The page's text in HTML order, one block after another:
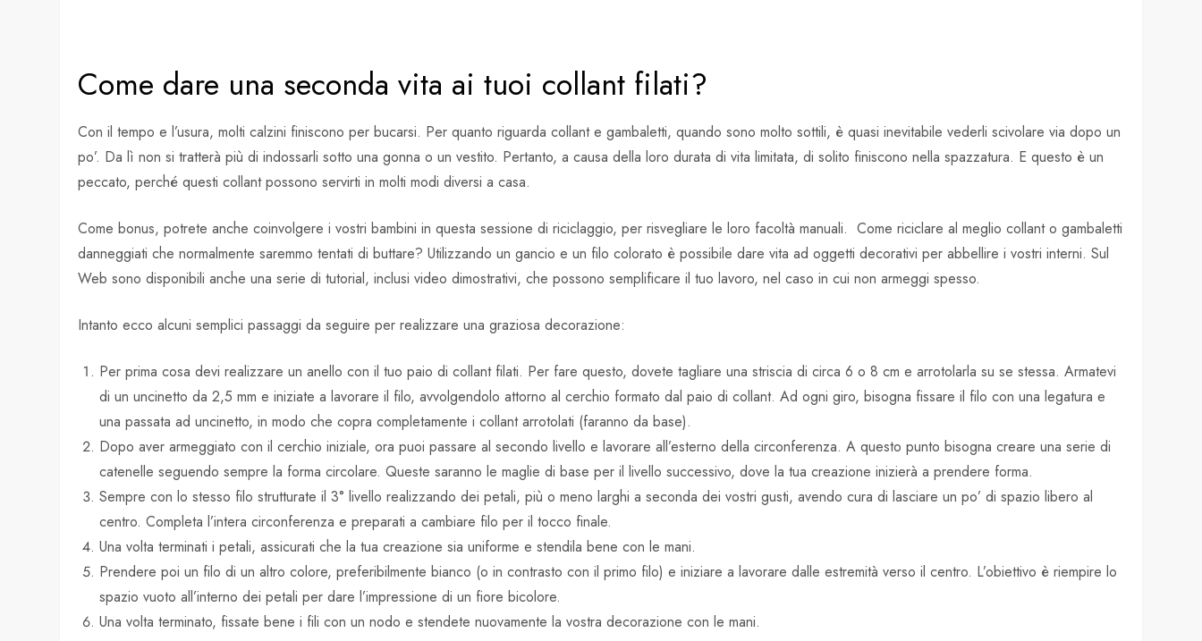
Come dare una seconda vita ai tuoi collant filati?
Con il tempo e l’usura, molti calzini finiscono per bucarsi. Per quanto riguarda collant e gambaletti, quando sono molto sottili, è quasi inevitabile vederli scivolare via dopo un
po’. Da lì non si tratterà più di indossarli sotto una gonna o un vestito. Pertanto, a causa della loro durata di vita limitata, di solito finiscono nella spazzatura. E questo è un
peccato, perché questi collant possono servirti in molti modi diversi a casa.
Come bonus, potrete anche coinvolgere i vostri bambini in questa sessione di riciclaggio, per risvegliare le loro facoltà manuali. Come riciclare al meglio collant o gambaletti
danneggiati che normalmente saremmo tentati di buttare? Utilizzando un gancio e un filo colorato è possibile dare vita ad oggetti decorativi per abbellire i vostri interni. Sul
Web sono disponibili anche una serie di tutorial, inclusi video dimostrativi, che possono semplificare il tuo lavoro, nel caso in cui non armeggi spesso.
Intanto ecco alcuni semplici passaggi da seguire per realizzare una graziosa decorazione:
Per prima cosa devi realizzare un anello con il tuo paio di collant filati. Per fare questo, dovete tagliare una striscia di circa 6 o 8 cm e arrotolarla su se stessa. Armatevi
di un uncinetto da 2,5 mm e iniziate a lavorare il filo, avvolgendolo attorno al cerchio formato dal paio di collant. Ad ogni giro, bisogna fissare il filo con una legatura e
una passata ad uncinetto, in modo che copra completamente i collant arrotolati (faranno da base).
Dopo aver armeggiato con il cerchio iniziale, ora puoi passare al secondo livello e lavorare all’esterno della circonferenza. A questo punto bisogna creare una serie di
catenelle seguendo sempre la forma circolare. Queste saranno le maglie di base per il livello successivo, dove la tua creazione inizierà a prendere forma.
Sempre con lo stesso filo strutturate il 3° livello realizzando dei petali, più o meno larghi a seconda dei vostri gusti, avendo cura di lasciare un po’ di spazio libero al
centro. Completa l’intera circonferenza e preparati a cambiare filo per il tocco finale.
Una volta terminati i petali, assicurati che la tua creazione sia uniforme e stendila bene con le mani.
Prendere poi un filo di un altro colore, preferibilmente bianco (o in contrasto con il primo filo) e iniziare a lavorare dalle estremità verso il centro. L’obiettivo è riempire lo
spazio vuoto all’interno dei petali per dare l’impressione di un fiore bicolore.
Una volta terminato, fissate bene i fili con un nodo e stendete nuovamente la vostra decorazione con le mani.